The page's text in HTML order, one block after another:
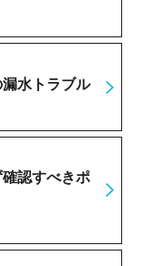
水トラブル
確認すべきポ